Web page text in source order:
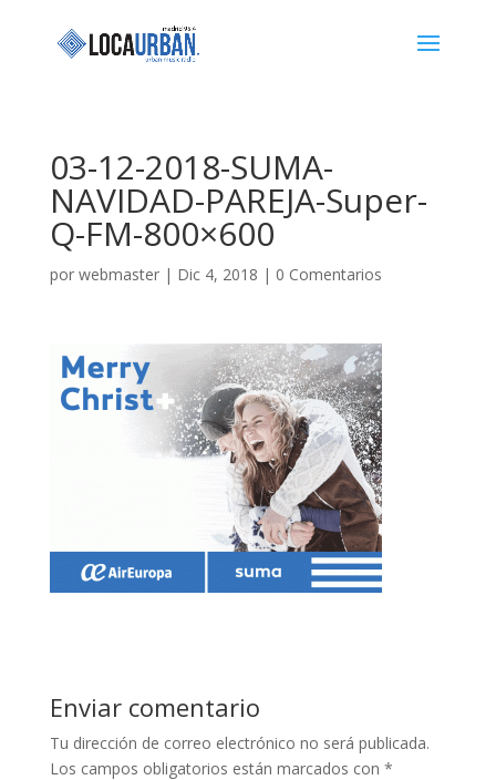
03-12-2018-SUMA-
NAVIDAD-PAREJA-Super-
Q-FM-800×600
por webmaster| Dic 4, 2018 | 0 Comentarios
Enviar comentario
Tu dirección de correo electrónico no será publicada.
Los campos obligatorios están marcados con *